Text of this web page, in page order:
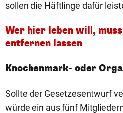
sollen die Häftlinge dafür
Wer hier leben will,
entfernen lassen
Knochenmark- oder
Sollte der Gesetzesentwurf
würde ein aus fünf